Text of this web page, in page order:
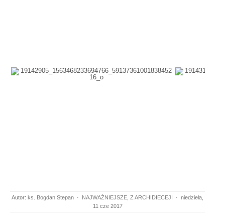
Autor: ks. Bogdan Stepan · NAJWAŻNIEJSZE Z ARCHIDIECEJI · niedziela,
11 cze 2017